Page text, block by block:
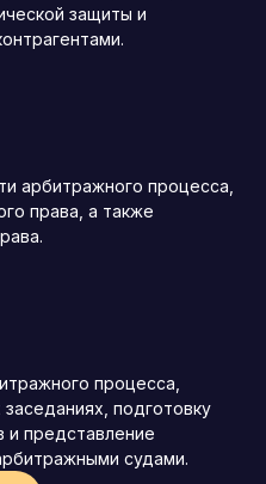
защиты и
арбитражного процесса,
права, а также
процесса,
подготовку
и представление
судами.